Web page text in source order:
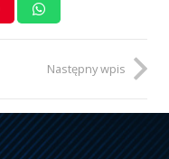
Następny wpis